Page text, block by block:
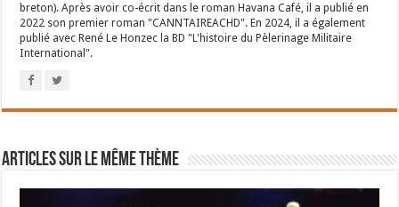
breton). Après avoir co-écrit dans le roman Havana Café, il a publié en
2022 son premier roman "CANNTAIREACHD". En 2024, il a également
publié avec René Le Honzec la BD "L'histoire du Pèlerinage Militaire
International".
Articles sur le même thème